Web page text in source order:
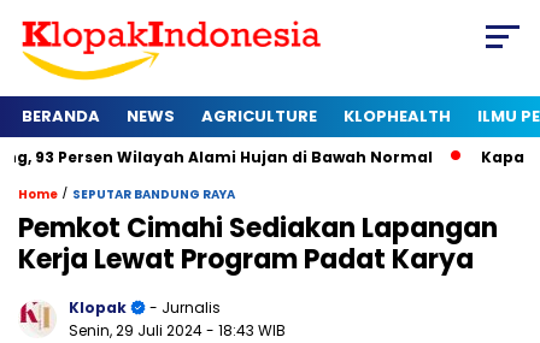
BERANDA NEWS AGRICULTURE KLOPHEALTH ILMU
Wilayah Alami Hujan di Bawah Normal Kapan Sertifikat
Home / SEPUTAR BANDUNG RAYA
Pemkot Cimahi Sediakan Lapangan
Kerja Lewat Program Padat Karya
Klopak
- Jurnalis
Senin, 29 Juli 2024- 18:43 WIB